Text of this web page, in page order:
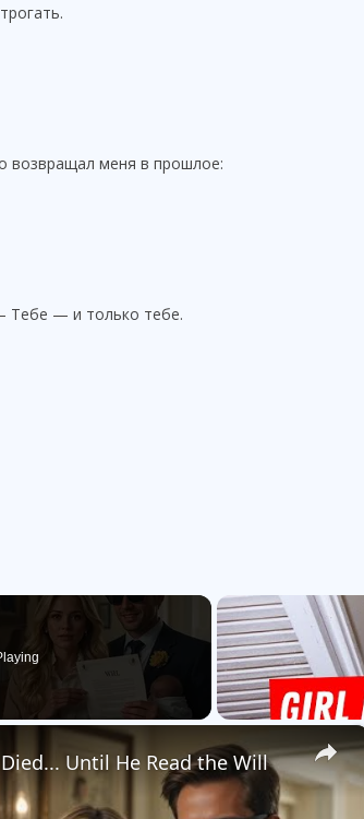
возвращал меня в прошлое:
Тебе — и только тебе.
×
Until He Read the Will